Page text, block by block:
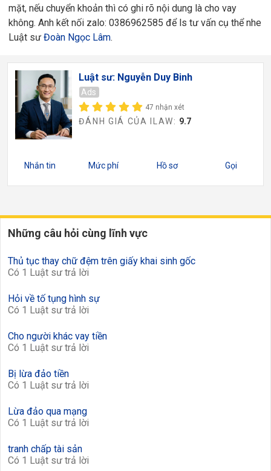
mặt, nếu chuyển khoản thì có ghi rõ nội dung là cho vay
không. Anh kết nối zalo: 0386962585 để ls tư vấn cụ thể nhe
Luật sư Đoàn Ngọc Lâm.
Luật sư: Nguyễn Duy Binh
Ads
47 nhận xét
ĐÁNH GIÁ CỦA ILAW: 9.7
Nhắn tin Mức phí Hồ sơ Gọi
Những câu hỏi cùng lĩnh vực
Thủ tục thay chữ đệm trên giấy khai sinh gốc
Có 1 Luật sư trả lời
Hỏi về tố tụng hình sự
Có 1 Luật sư trả lời
Cho người khác vay tiền
Có 1 Luật sư trả lời
Bị lừa đảo tiền
Có 1 Luật sư trả lời
Lừa đảo qua mạng
Có 1 Luật sư trả lời
tranh chấp tài sản
Có 1 Luật sư trả lời